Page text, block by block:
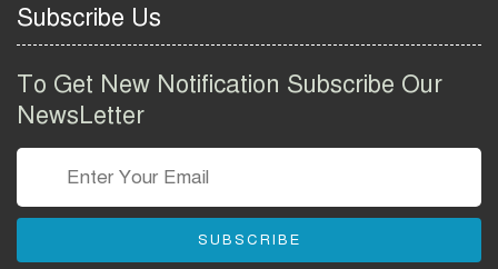
Group Job Circular 2026
তথ্য অধিদপ্তর নিয়োগ বিজ্ঞপ্তি
বাংলাদেশ পুলিশ এএসআই
Subscribe Us
To Get New Notification Subscribe Our
NewsLetter
SUBSCRIBE